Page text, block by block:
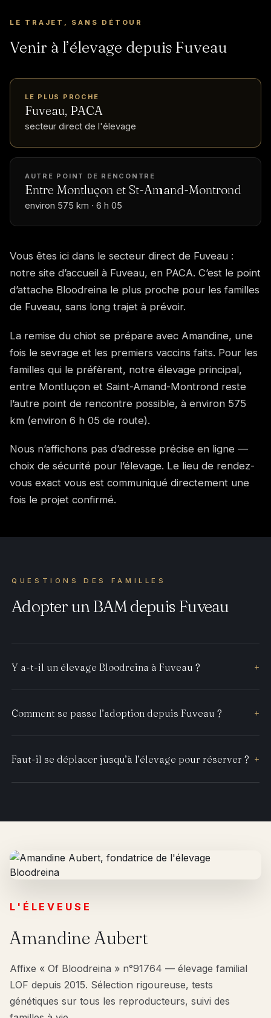
LE TRAJET, SANS DÉTOUR
Venir à l’élevage depuis Fuveau
LE PLUS PROCHE
Fuveau, PACA
secteur direct de l'élevage
AUTRE POINT DE RENCONTRE
Entre Montluçon et St-Amand-Montrond
environ 575 km · 6 h 05
Vous êtes ici dans le secteur direct de Fuveau :
notre site d’accueil à Fuveau, en PACA. C’est le point
d’attache Bloodreina le plus proche pour les familles
de Fuveau, sans long trajet à prévoir.
La remise du chiot se prépare avec Amandine, une
fois le sevrage et les premiers vaccins faits. Pour les
familles qui le préfèrent, notre élevage principal,
entre Montluçon et Saint-Amand-Montrond reste
l’autre point de rencontre possible, à environ 575
km (environ 6 h 05 de route).
Nous n’affichons pas d’adresse précise en ligne —
choix de sécurité pour l’élevage. Le lieu de rendez-
vous exact vous est communiqué directement une
fois le projet confirmé.
QUESTIONS DES FAMILLES
Adopter un BAM depuis Fuveau
Y a-t-il un élevage Bloodreina à Fuveau ? +
Comment se passe l’adoption depuis Fuveau ? +
Faut-il se déplacer jusqu’à l’élevage pour réserver ? +
L'ÉLEVEUSE
Amandine Aubert
Affixe « Of Bloodreina » n°91764 — élevage familial
LOF depuis 2015. Sélection rigoureuse, tests
génétiques sur tous les reproducteurs, suivi des